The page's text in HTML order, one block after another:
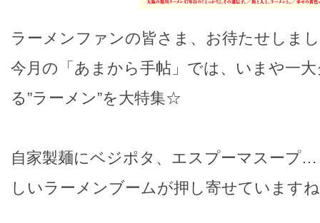
ラーメンファンの皆さま、お待たせしま
今月の「あまから手帖」では、いまや一
る”ラーメン”を大特集☆
自家製麺にベジポタ、エスプーマスープ
しいラーメンブームが押し寄せています